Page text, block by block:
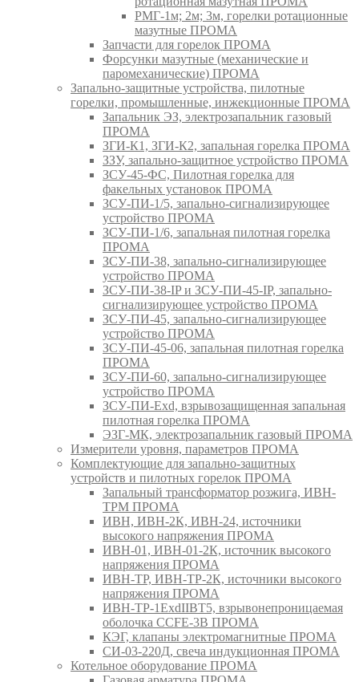
РМГ-1м; 2м; 3м, горелки ротационные
мазутные ПРОМА
Запчасти для горелок ПРОМА
Форсунки мазутные (механические и
паромеханические) ПРОМА
Запально-защитные устройства, пилотные
горелки, промышленные, инжекционные ПРОМА
Запальник ЭЗ, электрозапальник газовый
ПРОМА
ЗГИ-К1, ЗГИ-К2, запальная горелка ПРОМА
ЗЗУ, запально-защитное устройство ПРОМА
ЗСУ-45-ФС, Пилотная горелка для
факельных установок ПРОМА
ЗСУ-ПИ-1/5, запально-сигнализирующее
устройство ПРОМА
ЗСУ-ПИ-1/6, запальная пилотная горелка
ПРОМА
ЗСУ-ПИ-38, запально-сигнализирующее
устройство ПРОМА
ЗСУ-ПИ-38-IP и ЗСУ-ПИ-45-IP, запально-
сигнализирующее устройство ПРОМА
ЗСУ-ПИ-45, запально-сигнализирующее
устройство ПРОМА
ЗСУ-ПИ-45-06, запальная пилотная горелка
ПРОМА
ЗСУ-ПИ-60, запально-сигнализирующее
устройство ПРОМА
ЗСУ-ПИ-Exd, взрывозащищенная запальная
пилотная горелка ПРОМА
ЭЗГ-МК, электрозапальник газовый ПРОМА
Измерители уровня, параметров ПРОМА
Комплектующие для запально-защитных
устройств и пилотных горелок ПРОМА
Запальный трансформатор розжига, ИВН-
ТРМ ПРОМА
ИВН, ИВН-2К, ИВН-24, источники
высокого напряжения ПРОМА
ИВН-01, ИВН-01-2К, источник высокого
напряжения ПРОМА
ИВН-ТР, ИВН-ТР-2К, источники высокого
напряжения ПРОМА
ИВН-ТР-1ExdIIBT5, взрывонепроницаемая
оболочка CCFE-3B ПРОМА
КЭГ, клапаны электромагнитные ПРОМА
СИ-03-220Д, свеча индукционная ПРОМА
Котельное оборудование ПРОМА